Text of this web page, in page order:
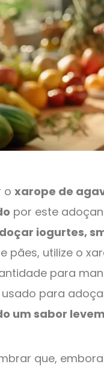
o xarope de
por este
iogurtes,
pães, utilize o
para
para
um sabor
que,